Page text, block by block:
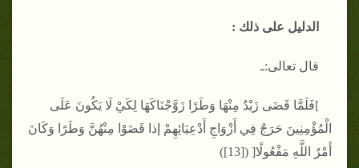
الدليل على ذلك :
قال تعالى:ـ
]فَلَمَّا قَضَى زَيْدٌ مِنْهَا وَطَرًا زَوَّجْنَاكَهَا لِكَيْ لَا يَكُونَ عَلَى
الْمُؤْمِنِينَ حَرَجٌ فِي أَزْوَاجِ أَدْعِيَائِهِمْ إذا قَضَوْا مِنْهُنَّ وَطَرًا وَكَانَ
أَمْرُ اللَّهِ مَفْعُولًا[ ([13])